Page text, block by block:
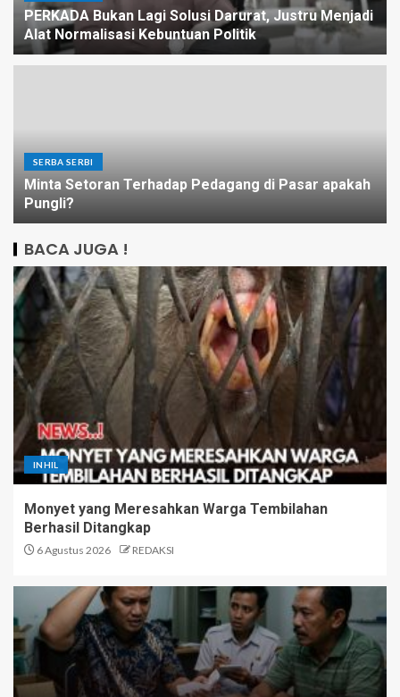
PERKADA Bukan Lagi Solusi Darurat, Justru Menjadi
Alat Normalisasi Kebuntuan Politik
SERBA SERBI
Minta Setoran Terhadap Pedagang di Pasar apakah
Pungli?
BACA JUGA !
INHIL
Monyet yang Meresahkan Warga Tembilahan
Berhasil Ditangkap
6 Agustus 2026 REDAKSI